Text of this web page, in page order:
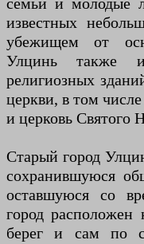
известных
убежищем от
Улцинь также
религиозных
церкви, в том
и церковь Святого
Старый город
сохранившуюся
оставшуюся со
город
берег и сам по